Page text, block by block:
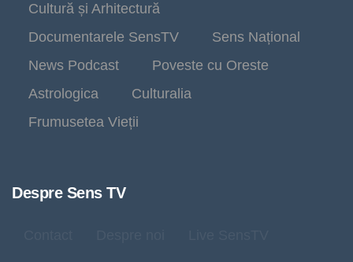
Cultură și Arhitectură
Documentarele SensTV
Sens Național
News Podcast
Poveste cu Oreste
Astrologica
Culturalia
Frumusetea Vieții
Despre Sens TV